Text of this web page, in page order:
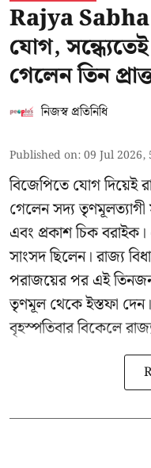
Rajya
যোগ, সন্ধ্যেতেই
গেলেন তিন
নিজস্ব প্রতিনিধি
Published on:09 Jul 2026,
বিজেপিতে যোগ দিয়েই
গেলেন সদ্য
এবং প্রকাশ চিক
সাংসদ ছিলেন। রাজ্য
পরাজয়ের পর এই
তৃণমূল থেকে ইস্তফা দেন।
বৃহস্পতিবার বিকেলে